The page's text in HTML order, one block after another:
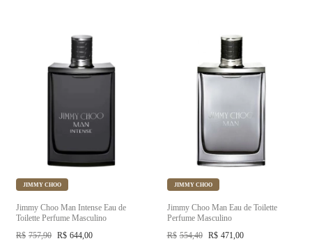
JIMMY CHOO
Jimmy Choo Man Intense Eau de
Toilette Perfume Masculino
R$ 644,00
R$ 757,90
JIMMY CHOO
Jimmy Choo Man Eau de Toilette
Perfume Masculino
R$ 471,00
R$ 554,40